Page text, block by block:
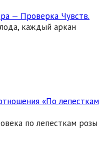
— Проверка Чувств.
каждый аркан
«По лепесткам
по лепесткам розы